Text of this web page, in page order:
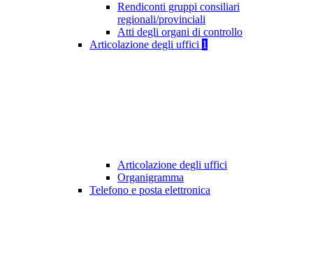
Rendiconti gruppi consiliari
regionali/provinciali
Atti degli organi di controllo
Articolazione degli uffici 1
Articolazione degli uffici
Organigramma
Telefono e posta elettronica